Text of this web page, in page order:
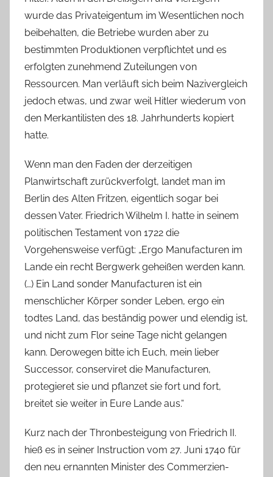
wurde das Privateigentum im Wesentlichen noch
beibehalten, die Betriebe wurden aber zu
bestimmten Produktionen verpflichtet und es
erfolgten zunehmend Zuteilungen von
Ressourcen. Man verläuft sich beim Nazivergleich
jedoch etwas, und zwar weil Hitler wiederum von
den Merkantilisten des 18. Jahrhunderts kopiert
hatte.
Wenn man den Faden der derzeitigen
Planwirtschaft zurückverfolgt, landet man im
Berlin des Alten Fritzen, eigentlich sogar bei
dessen Vater. Friedrich Wilhelm I. hatte in seinem
politischen Testament von 1722 die
Vorgehensweise verfügt: „Ergo Manufacturen im
Lande ein recht Bergwerk geheißen werden kann.
(…) Ein Land sonder Manufacturen ist ein
menschlicher Körper sonder Leben, ergo ein
todtes Land, das beständig power und elendig ist,
und nicht zum Flor seine Tage nicht gelangen
kann. Derowegen bitte ich Euch, mein lieber
Successor, conserviret die Manufacturen,
protegieret sie und pflanzet sie fort und fort,
breitet sie weiter in Eure Lande aus.“
Kurz nach der Thronbesteigung von Friedrich II.
hieß es in seiner Instruction vom 27. Juni 1740 für
den neu ernannten Minister des Commerzien-